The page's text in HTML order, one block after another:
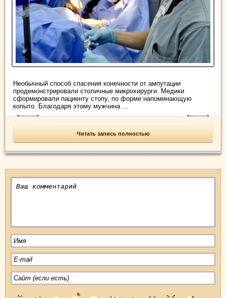
Необычный способ спасения конечности от ампутации
продемонстрировали столичные микрохирурги. Медики
сформировали пациенту стопу, по форме напоминающую
копыто. Благодаря этому мужчина ...
Читать запись полностью